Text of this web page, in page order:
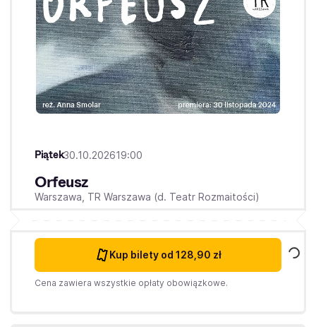
Piątek30.10.202619:00
Orfeusz
Warszawa, TR Warszawa (d. Teatr Rozmaitości)
Kup bilety od 128,90 zł
Cena zawiera wszystkie opłaty obowiązkowe.